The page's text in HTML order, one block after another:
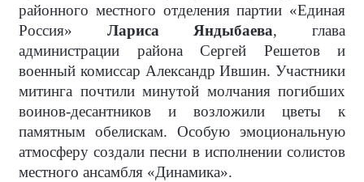
районного местного отделения партии «Единая
Россия» Лариса Яндыбаева, глава
администрации района Сергей Решетов и
военный комиссар Александр Ившин. Участники
митинга почтили минутой молчания погибших
воинов-десантников и возложили цветы к
памятным обелискам. Особую эмоциональную
атмосферу создали песни в исполнении солистов
местного ансамбля «Динамика».